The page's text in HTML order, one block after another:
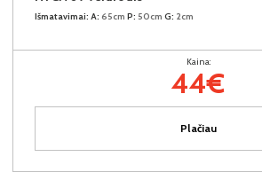
Išmatavimai: A: 65cm P: 50cm G: 2cm
Kaina:
44€
Plačiau